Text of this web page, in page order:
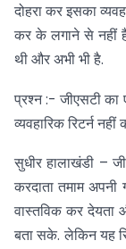
दोहरा कर इसका
कर के लगाने से नहीं
थी और अभी भी है.
प्रश्न :- जीएसटी का
व्यवहारिक रिटर्न
सुधीर हालाखंडी –
करदाता तमाम
वास्तविक कर देयता
बता सके. लेकिन यह